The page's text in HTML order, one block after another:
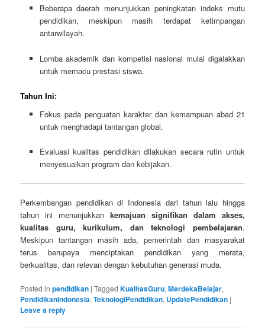
Beberapa daerah menunjukkan peningkatan indeks mutu
pendidikan, meskipun masih terdapat ketimpangan
antarwilayah.
Lomba akademik dan kompetisi nasional mulai digalakkan
untuk memacu prestasi siswa.
Tahun Ini:
Fokus pada penguatan karakter dan kemampuan abad 21
untuk menghadapi tantangan global.
Evaluasi kualitas pendidikan dilakukan secara rutin untuk
menyesuaikan program dan kebijakan.
Perkembangan pendidikan di Indonesia dari tahun lalu hingga
tahun ini menunjukkan kemajuan signifikan dalam akses,
kualitas guru, kurikulum, dan teknologi pembelajaran.
Meskipun tantangan masih ada, pemerintah dan masyarakat
terus berupaya menciptakan pendidikan yang merata,
berkualitas, dan relevan dengan kebutuhan generasi muda.
Posted in pendidikan |Tagged KualitasGuru,MerdekaBelajar,
PendidikanIndonesia,TeknologiPendidikan, UpdatePendidikan |
Leave a reply